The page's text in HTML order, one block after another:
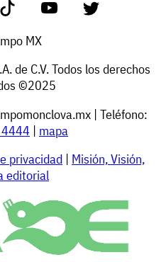
MX
de C.V. Todos los derechos
©2025
| Teléfono:
| mapa
privacidad | Misión, Visión,
editorial